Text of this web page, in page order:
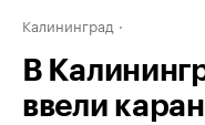
Калининград
В
ввели